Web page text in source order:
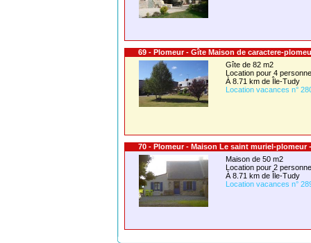
69 - Plomeur - Gîte Maison de caractere-
Gîte de 82 m2
Location pour 4
À 8.71 km de Île-Tudy
Location vacances n°
70 - Plomeur - Maison Le saint muriel-plomeur
Maison de 50 m2
Location pour 2
À 8.71 km de Île-Tudy
Location vacances n°